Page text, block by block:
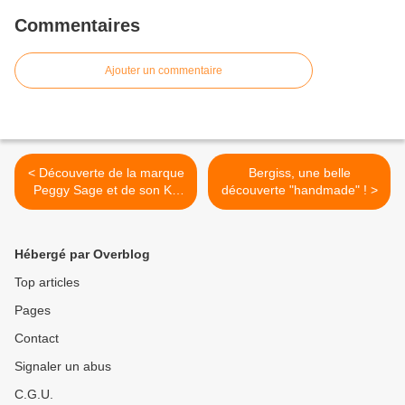
Commentaires
Ajouter un commentaire
< Découverte de la marque
Peggy Sage et de son Kit
Découverte !
Bergiss, une belle
découverte "handmade" ! >
Hébergé par Overblog
Top articles
Pages
Contact
Signaler un abus
C.G.U.